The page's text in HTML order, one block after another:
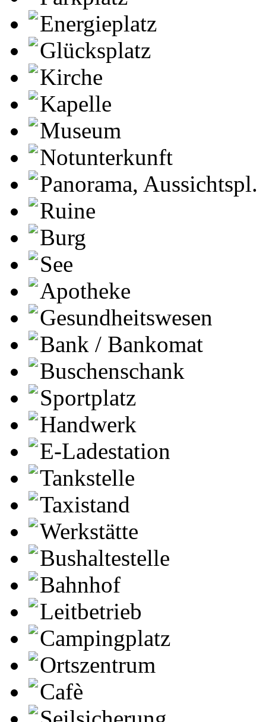
Energieplatz
Glücksplatz
Kirche
Kapelle
Museum
Notunterkunft
Panorama, Aussichtspl.
Ruine
Burg
See
Apotheke
Gesundheitswesen
Bank / Bankomat
Buschenschank
Sportplatz
Handwerk
E-Ladestation
Tankstelle
Taxistand
Werkstätte
Bushaltestelle
Bahnhof
Leitbetrieb
Campingplatz
Ortszentrum
Cafè